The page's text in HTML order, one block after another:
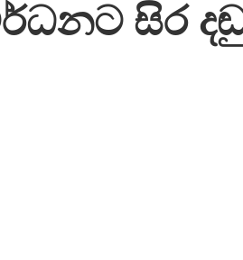
සිර